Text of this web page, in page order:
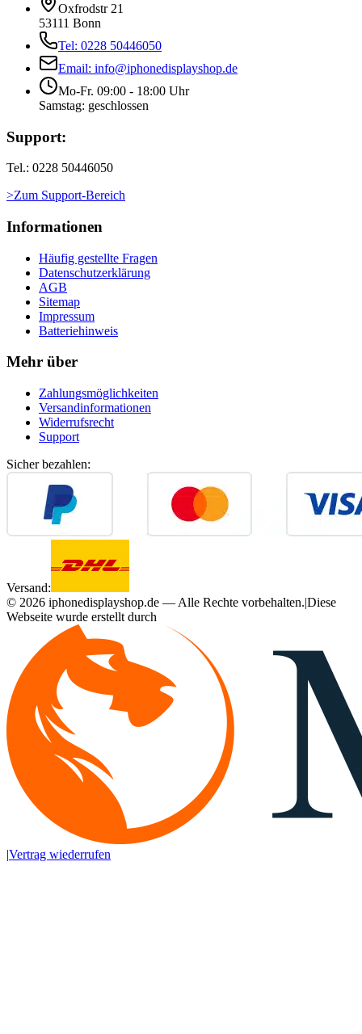
Oxfrodstr 21
53111 Bonn
Tel: 0228 50446050
Email: info@iphonedisplayshop.de
Mo-Fr. 09:00 - 18:00 Uhr
Samstag: geschlossen
Support:
Tel.: 0228 50446050
>Zum Support-Bereich
Informationen
Häufig gestellte Fragen
Datenschutzerklärung
AGB
Sitemap
Impressum
Batteriehinweis
Mehr über
Zahlungsmöglichkeiten
Versandinformationen
Widerrufsrecht
Support
Sicher bezahlen:
Versand:
© 2026 iphonedisplayshop.de — Alle Rechte vorbehalten.|Diese
Webseite wurde erstellt durch
|Vertrag wiederrufen